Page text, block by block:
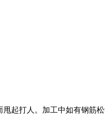
起打人。加工中如有钢筋